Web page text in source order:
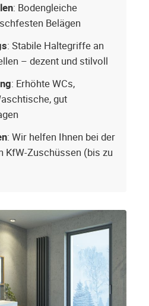
: Bodengleiche
Belägen
: Stabile Haltegriffe an
– dezent und stilvoll
: Erhöhte WCs,
gut
: Wir helfen Ihnen bei der
KfW-Zuschüssen (bis zu